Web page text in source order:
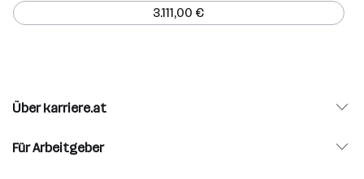
3.111,00 €
Über karriere.at
Für Arbeitgeber